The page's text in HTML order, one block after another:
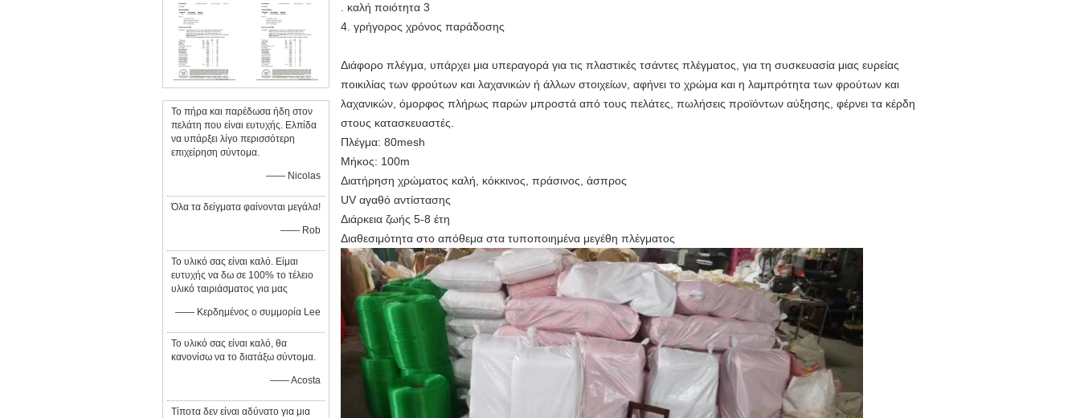
Το πήρα και παρέδωσα ήδη στον
πελάτη που είναι ευτυχής. Ελπίδα
να υπάρξει λίγο περισσότερη
επιχείρηση σύντομα.
—— Nicolas
Όλα τα δείγματα φαίνονται μεγάλα!
—— Rob
Το υλικό σας είναι καλό. Είμαι
ευτυχής να δω σε 100% το τέλειο
υλικό ταιριάσματος για μας
—— Κερδημένος ο συμμορία Lee
Το υλικό σας είναι καλό, θα
κανονίσω να το διατάξω σύντομα.
—— Acosta
Τίποτα δεν είναι αδύνατο για μια
. καλή ποιότητα 3
4. γρήγορος χρόνος παράδοσης
Διάφορο πλέγμα, υπάρχει μια υπεραγορά για τις πλαστικές τσάντες πλέγματος, για τη συσκευασία μιας ευρείας
ποικιλίας των φρούτων και λαχανικών ή άλλων στοιχείων, αφήνει το χρώμα και η λαμπρότητα των φρούτων και
λαχανικών, όμορφος πλήρως παρών μπροστά από τους πελάτες, πωλήσεις προϊόντων αύξησης, φέρνει τα κέρδη
στους κατασκευαστές.
Πλέγμα: 80mesh
Μήκος: 100m
Διατήρηση χρώματος καλή, κόκκινος, πράσινος, άσπρος
UV αγαθό αντίστασης
Διάρκεια ζωής 5-8 έτη
Διαθεσιμότητα στο απόθεμα στα τυποποιημένα μεγέθη πλέγματος